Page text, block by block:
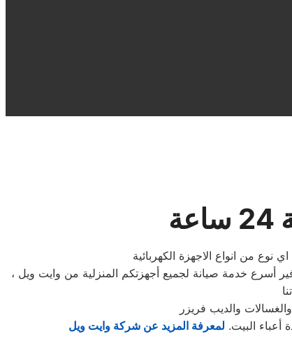
من انواع الاجهزة الكهربائية
أسرع خدمة صيانة لجميع أجهزتكم المنزلية من وايت ويل ،
والديب فریزر
أعباء البيت. لمعرفة المزيد عن شركة وايت ويل